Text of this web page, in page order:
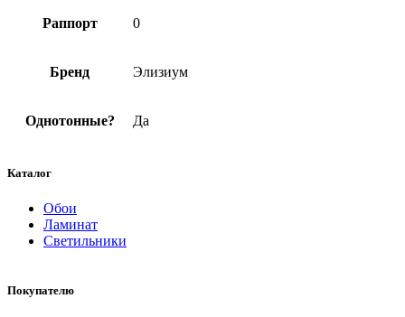
Раппорт 0
Бренд Элизиум
Однотонные? Да
Каталог
Обои
Ламинат
Светильники
Покупателю